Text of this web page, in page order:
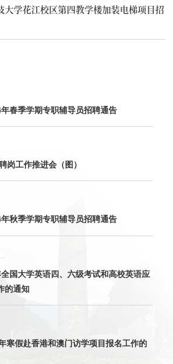
大学花江校区第四教学楼加装电梯项目招
春季学期专职辅导员招聘通告
岗工作推进会（图）
秋季学期专职辅导员招聘通告
国大学英语四、六级考试和高校英语应
的通知
寒假赴香港和澳门访学项目报名工作的